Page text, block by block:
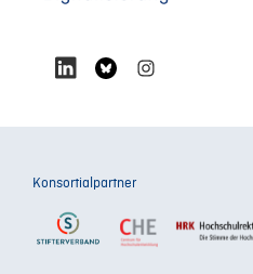
Konsortialpartner